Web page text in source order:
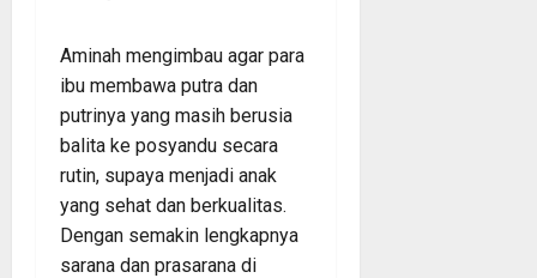
Aminah mengimbau agar para
ibu membawa putra dan
putrinya yang masih berusia
balita ke posyandu secara
rutin, supaya menjadi anak
yang sehat dan berkualitas.
Dengan semakin lengkapnya
sarana dan prasarana di